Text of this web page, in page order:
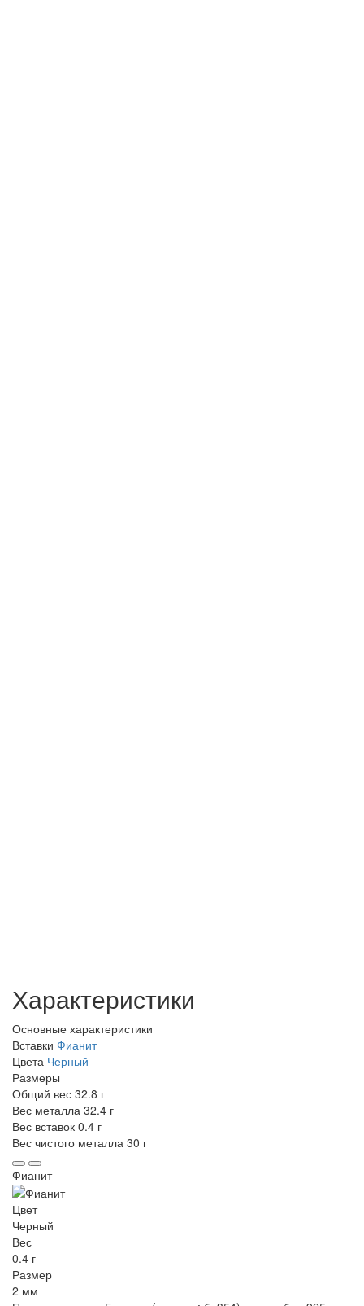
Характеристики
Основные характеристики
Вставки Фианит
Цвета Черный
Размеры
Общий вес 32.8 г
Вес металла 32.4 г
Вес вставок 0.4 г
Вес чистого металла 30 г
Фианит
Цвет
Черный
Вес
0.4 г
Размер
2 мм